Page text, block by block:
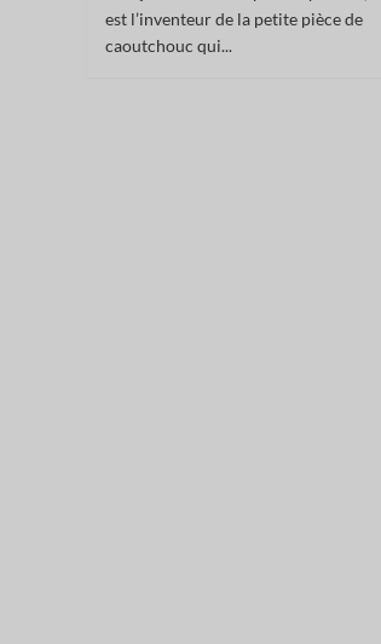
est l’inventeur de la petite pièce de
caoutchouc qui...